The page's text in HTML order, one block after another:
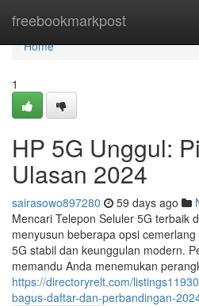
freebookmarkpost
Home
Home
1
HP 5G Unggul:
Ulasan 2024
sairasowo897280 59 days ago
Mencari Telepon Seluler 5G terbaik
menyusun beberapa opsi
5G stabil dan keunggulan modern.
memandu Anda menemukan
https://directoryrelt.com/
bagus-daftar-dan-perbandingan-